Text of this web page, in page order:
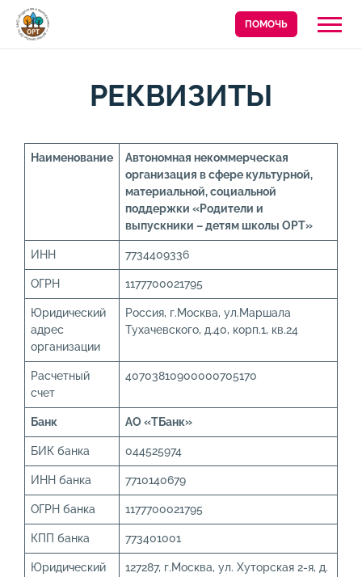
ПОМОЧЬ
РЕКВИЗИТЫ
Наименование
Автономная некоммерческая
организация в сфере культурной,
материальной, социальной
поддержки «Родители и
выпускники – детям школы ОРТ»
ИНН 7734409336
ОГРН 1177700021795
Юридический
адрес
организации
Россия, г.Москва, ул.Маршала
Тухачевского, д.40, корп.1, кв.24
Расчетный
счет
40703810900000705170
Банк АО «ТБанк»
БИК банка 044525974
ИНН банка 7710140679
ОГРН банка 1177700021795
КПП банка 773401001
Юридический
127287, г.Москва, ул. Хуторская 2-я, д.